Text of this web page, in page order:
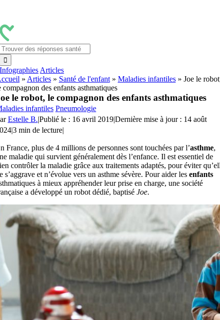
contenu
Infographies Articles
» Articles» Santé de l'enfant» Maladies infantiles» Joe le
compagnon des enfants asthmatiques
le robot, le compagnon des enfants asthmatiques
infantiles Pneumologie
Estelle B.|Publié le : 16 avril 2019|Dernière mise à jour : 14 août
|3 min de lecture|
France, plus de 4 millions de personnes sont touchées par l’asthme,
maladie qui survient généralement dès l’enfance. Il est essentiel de
contrôler la maladie grâce aux traitements adaptés, pour éviter
s’aggrave et n’évolue vers un asthme sévère. Pour aider les enfants
à mieux appréhender leur prise en charge, une société
a développé un robot dédié, baptisé Joe.